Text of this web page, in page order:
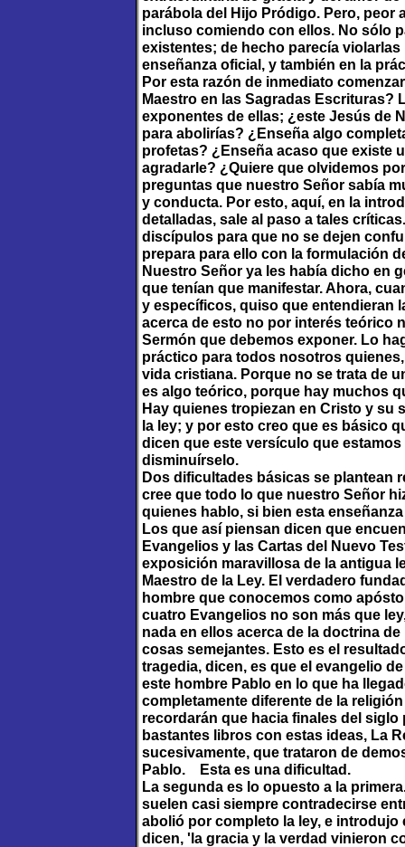
parábola del Hijo Pródigo. Pero, peor
incluso comiendo con ellos. No sólo
existentes; de hecho parecía
enseñanza oficial, y también en la
Por esta razón de inmediato
Maestro en las Sagradas
exponentes de ellas; ¿este Jesús de
para abolirías? ¿Enseña algo
profetas? ¿Enseña acaso que existe
agradarle? ¿Quiere que olvidemos
preguntas que nuestro Señor sabía
y conducta. Por esto, aquí, en la
detalladas, sale al paso a tales
discípulos para que no se dejen
prepara para ello con la formulación
Nuestro Señor ya les había dicho en
que tenían que manifestar. Ahora,
y específicos, quiso que entendieran
acerca de esto no por interés teórico
Sermón que debemos exponer. Lo
práctico para todos nosotros
vida cristiana. Porque no se trata de
es algo teórico, porque hay muchos
Hay quienes tropiezan en Cristo y
la ley; y por esto creo que es básico
dicen que este versículo que
disminuírselo.
Dos dificultades básicas se plantean
cree que todo lo que nuestro Señor
quienes hablo, si bien esta
Los que así piensan dicen que
Evangelios y las Cartas del Nuevo
exposición maravillosa de la antigua
Maestro de la Ley. El verdadero
hombre que conocemos como
cuatro Evangelios no son más que
nada en ellos acerca de la doctrina
cosas semejantes. Esto es el
tragedia, dicen, es que el evangelio
este hombre Pablo en lo que ha
completamente diferente de la
recordarán que hacia finales del
bastantes libros con estas ideas, La
sucesivamente, que trataron de
Pablo. Esta es una dificultad.
La segunda es lo opuesto a la
suelen casi siempre contradecirse
abolió por completo la ley, e introdujo
dicen, 'la gracia y la verdad vinieron